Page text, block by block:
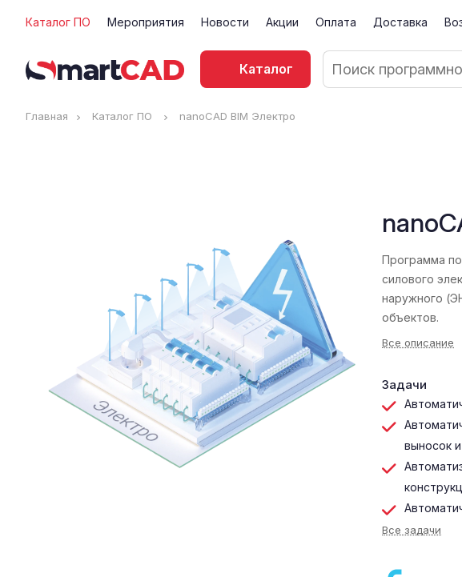
Каталог ПО Мероприятия Новости Акции Оплата Доставка
Каталог
Главная Каталог ПО nanoCAD BIM Электро
Программа
силового
наружного
объектов.
Все описание
Задачи
выносок
Все задачи